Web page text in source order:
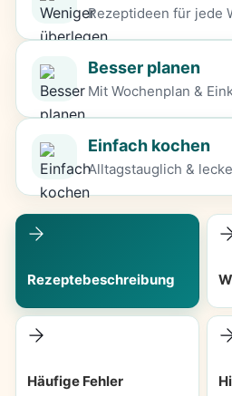
Rezeptideen für jede
Besser planen
Mit Wochenplan &
Einfach kochen
Alltagstauglich &
Rezeptebeschreibung
Häufige Fehler